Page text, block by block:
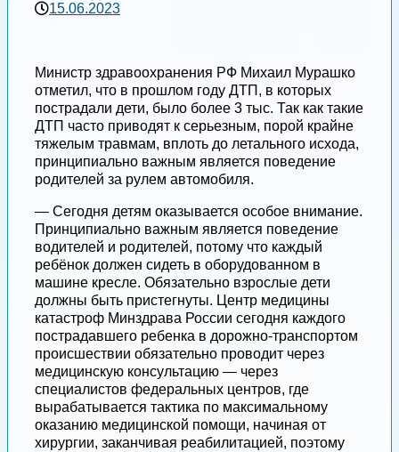
15.06.2023
Министр здравоохранения РФ Михаил Мурашко
отметил, что в прошлом году ДТП, в которых
пострадали дети, было более 3 тыс. Так как такие
ДТП часто приводят к серьезным, порой крайне
тяжелым травмам, вплоть до летального исхода,
принципиально важным является поведение
родителей за рулем автомобиля.
— Сегодня детям оказывается особое внимание.
Принципиально важным является поведение
водителей и родителей, потому что каждый
ребёнок должен сидеть в оборудованном в
машине кресле. Обязательно взрослые дети
должны быть пристегнуты. Центр медицины
катастроф Минздрава России сегодня каждого
пострадавшего ребенка в дорожно-транспортом
происшествии обязательно проводит через
медицинскую консультацию — через
специалистов федеральных центров, где
вырабатывается тактика по максимальному
оказанию медицинской помощи, начиная от
хирургии, заканчивая реабилитацией, поэтому